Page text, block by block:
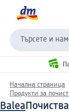
Търсете и
Начална страница
Продукти за
Balea